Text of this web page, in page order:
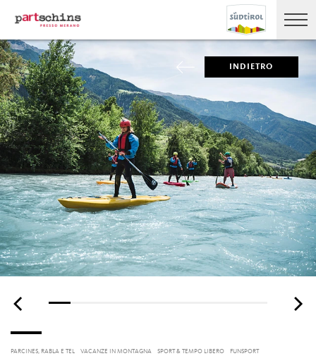
INDIETRO
PARCINES, RABLA E TEL VACANZE IN MONTAGNA SPORT & TEMPO LIBERO FUNSPORT